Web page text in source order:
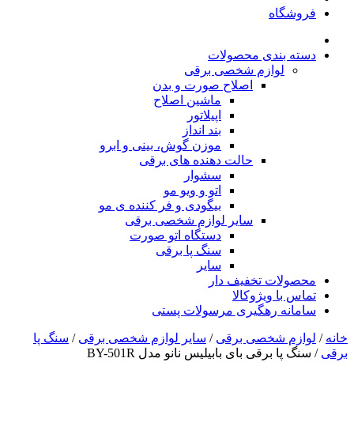
فروشگاه
دسته بندی محصولات
لوازم شخصی برقی
اصلاح صورت و بدن
ماشین اصلاح
اپیلاتور
بند انداز
موزن گوش، بینی و ابرو
حالت دهنده های برقی
سشوار
اتو و ویو مو
بیگودی و فر کننده ی مو
سایر لوازم شخصی برقی
دستگاه اتو صورت
سنگ پا برقی
سایر
محصولات تخفیف دار
تماس با ویژوکالا
سامانه رهگیری مرسولات پستی
خانه / لوازم شخصی برقی / سایر لوازم شخصی برقی / سنگ پا
برقی / سنگ پا برقی بای بابیلیس نانو مدل BY-501R